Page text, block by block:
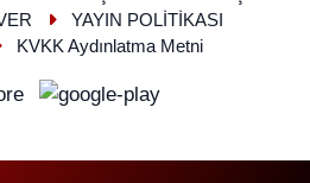
YAYIN POLİTİKASI
KVKK Aydınlatma Metni